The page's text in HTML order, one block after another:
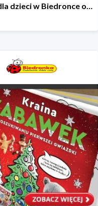
Książki dla dzieci w Biedronce od 16,99 zł